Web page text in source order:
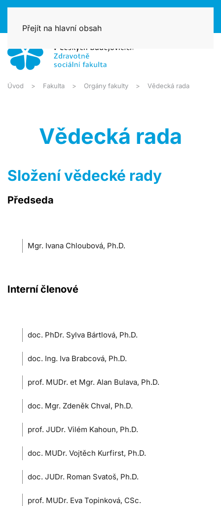
Přejít na hlavní obsah
Úvod Fakulta Orgány fakulty Vědecká rada
Vědecká rada
Složení vědecké rady
Předseda
Mgr. Ivana Chloubová, Ph.D.
Interní členové
doc. PhDr. Sylva Bártlová, Ph.D.
doc. Ing. Iva Brabcová, Ph.D.
prof. MUDr. et Mgr. Alan Bulava, Ph.D.
doc. Mgr. Zdeněk Chval, Ph.D.
prof. JUDr. Vilém Kahoun, Ph.D.
doc. MUDr. Vojtěch Kurfirst, Ph.D.
doc. JUDr. Roman Svatoš, Ph.D.
prof. MUDr. Eva Topinková, CSc.